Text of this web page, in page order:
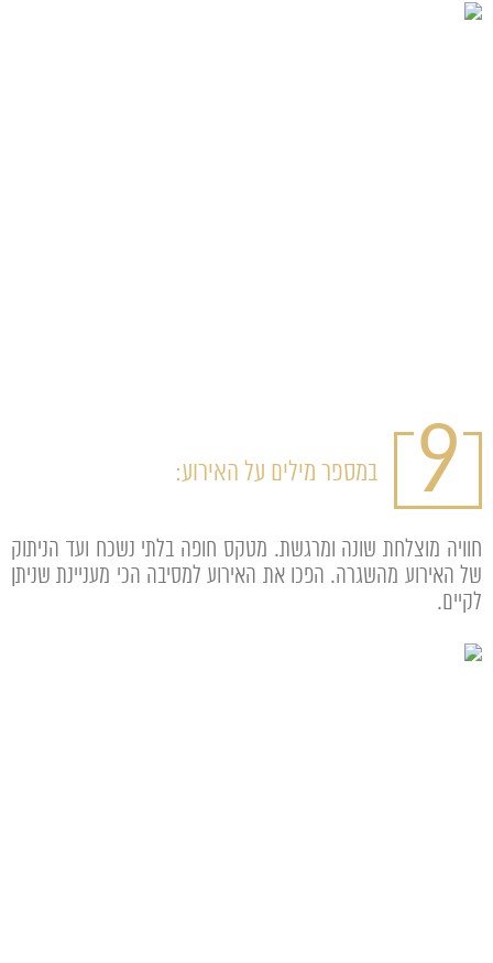
9 במספר מילים על האירוע:
חוויה מוצלחת שונה ומרגשת. מטקס חופה בלתי נשכח ועד הניתוק
של האירוע מהשגרה. הפכו את האירוע למסיבה הכי מעניינת שניתן
לקיים.